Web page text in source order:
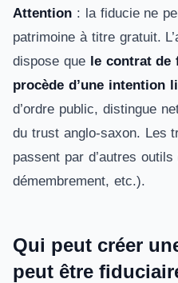
Attention : la fiducie ne
patrimoine à titre gratuit.
dispose que le contrat de
procède d’une intention
d’ordre public, distingue
du trust anglo-saxon. Les
passent par d’autres
démembrement, etc.).
Qui peut créer
peut être